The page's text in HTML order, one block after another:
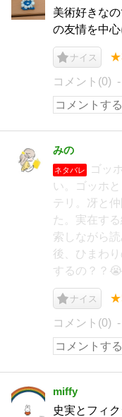
美術好きな
の友情を中心
ナイス
コメント(0)
みの
ネタバレ
ゴッ
い。ゴッホ
テリ。冴と
た。実在す
索しながら
後、ひまわ
するの？？
ナイス
コメント(0)
miffy
史実とフィ